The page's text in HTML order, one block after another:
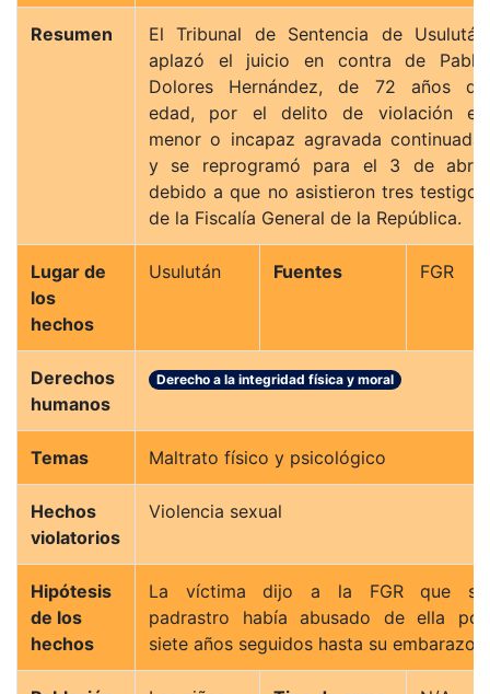
Resumen
El Tribunal de Sentencia de Usulután
aplazó el juicio en contra de Pablo
Dolores Hernández, de 72 años de
edad, por el delito de violación en
menor o incapaz agravada continuada,
y se reprogramó para el 3 de abril,
debido a que no asistieron tres testigos
de la Fiscalía General de la República.
Lugar de
los
hechos
Usulután Fuentes FGR
Derechos
humanos
Derecho a la integridad física y moral
Temas Maltrato físico y psicológico
Hechos
violatorios
Violencia sexual
Hipótesis
de los
hechos
La víctima dijo a la FGR que su
padrastro había abusado de ella por
siete años seguidos hasta su embarazo.